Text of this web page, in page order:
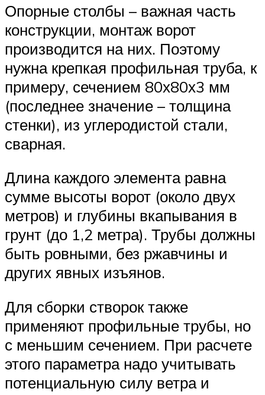
Опорные столбы – важная часть
конструкции, монтаж ворот
производится на них. Поэтому
нужна крепкая профильная труба, к
примеру, сечением 80х80х3 мм
(последнее значение – толщина
стенки), из углеродистой стали,
сварная.
Длина каждого элемента равна
сумме высоты ворот (около двух
метров) и глубины вкапывания в
грунт (до 1,2 метра). Трубы должны
быть ровными, без ржавчины и
других явных изъянов.
Для сборки створок также
применяют профильные трубы, но
с меньшим сечением. При расчете
этого параметра надо учитывать
потенциальную силу ветра и